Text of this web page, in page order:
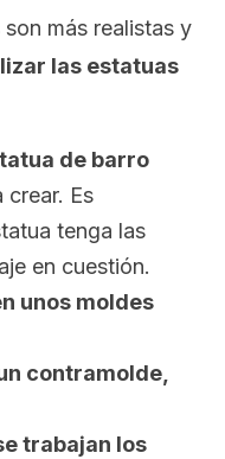
más realistas y
las estatuas
de barro
crear. Es
tenga las
en cuestión.
unos moldes
contramolde,
trabajan los